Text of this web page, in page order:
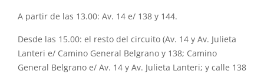
A partir de las 13.00: Av. 14 e/ 138 y 144.
Desde las 15.00: el resto del circuito (Av. 14 y Av. Julieta
Lanteri e/ Camino General Belgrano y 138; Camino
General Belgrano e/ Av. 14 y Av. Julieta Lanteri; y calle 138